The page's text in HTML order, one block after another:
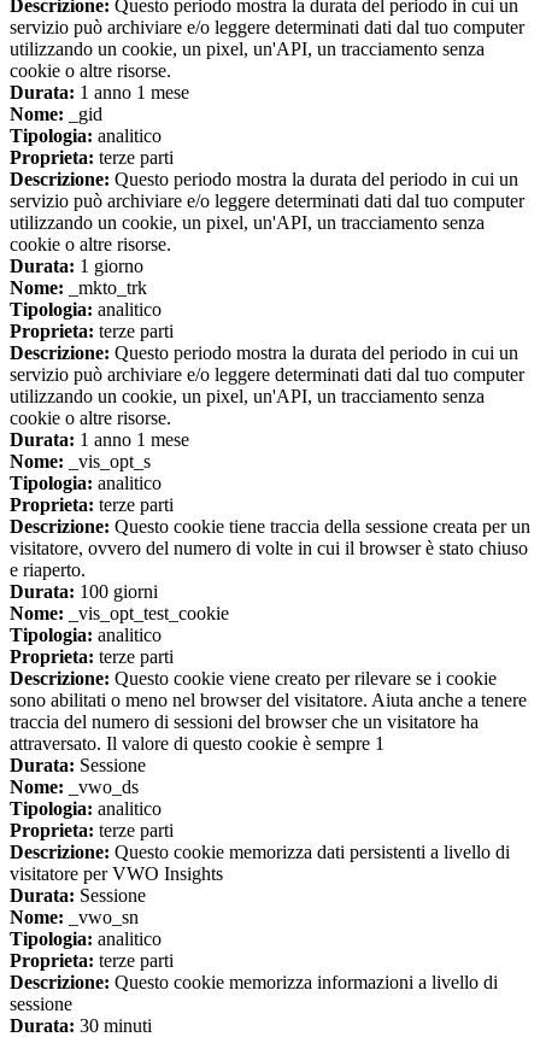
Descrizione: Questo periodo mostra la durata del periodo in cui un
servizio può archiviare e/o leggere determinati dati dal tuo computer
utilizzando un cookie, un pixel, un'API, un tracciamento senza
cookie o altre risorse.
Durata: 1 anno 1 mese
Nome: _gid
Tipologia: analitico
Proprieta: terze parti
Descrizione: Questo periodo mostra la durata del periodo in cui un
servizio può archiviare e/o leggere determinati dati dal tuo computer
utilizzando un cookie, un pixel, un'API, un tracciamento senza
cookie o altre risorse.
Durata: 1 giorno
Nome: _mkto_trk
Tipologia: analitico
Proprieta: terze parti
Descrizione: Questo periodo mostra la durata del periodo in cui un
servizio può archiviare e/o leggere determinati dati dal tuo computer
utilizzando un cookie, un pixel, un'API, un tracciamento senza
cookie o altre risorse.
Durata: 1 anno 1 mese
Nome: _vis_opt_s
Tipologia: analitico
Proprieta: terze parti
Descrizione: Questo cookie tiene traccia della sessione creata per un
visitatore, ovvero del numero di volte in cui il browser è stato chiuso
e riaperto.
Durata: 100 giorni
Nome: _vis_opt_test_cookie
Tipologia: analitico
Proprieta: terze parti
Descrizione: Questo cookie viene creato per rilevare se i cookie
sono abilitati o meno nel browser del visitatore. Aiuta anche a tenere
traccia del numero di sessioni del browser che un visitatore ha
attraversato. Il valore di questo cookie è sempre 1
Durata: Sessione
Nome: _vwo_ds
Tipologia: analitico
Proprieta: terze parti
Descrizione: Questo cookie memorizza dati persistenti a livello di
visitatore per VWO Insights
Durata: Sessione
Nome: _vwo_sn
Tipologia: analitico
Proprieta: terze parti
Descrizione: Questo cookie memorizza informazioni a livello di
sessione
Durata: 30 minuti